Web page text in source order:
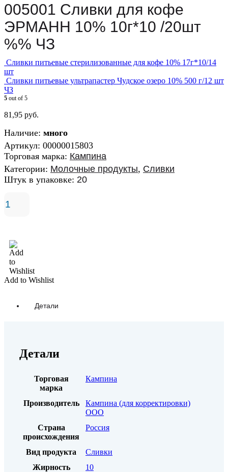
005001 Сливки для кофе
ЭРМАНН 10% 10г*10 /20шт
%% ЧЗ
Сливки питьевые стерилизованные для кофе 10% 17г*10/14
шт
Сливки питьевые ультрапастер Чудское озеро 10% 500 г/12 шт
ЧЗ
5 out of 5
81,95 руб.
Наличие: много
Артикул: 00000015803
Торговая марка: Кампина
Категории: Молочные продукты, Сливки
Штук в упаковке: 20
Add to Wishlist
Детали
Детали
Торговая
марка
Кампина
Производитель
Кампина (для корректировки)
ООО
Страна
происхождения
Россия
Вид продукта
Сливки
Жирность
10